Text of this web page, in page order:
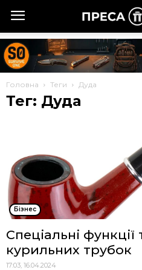
Головна Теги Дуда
Тег: Дуда
Бізнес
Спеціальні
курильних трубок
17:03, 16.04.2024